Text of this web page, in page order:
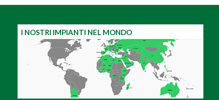
I NOSTRI IMPIANTI NEL MONDO